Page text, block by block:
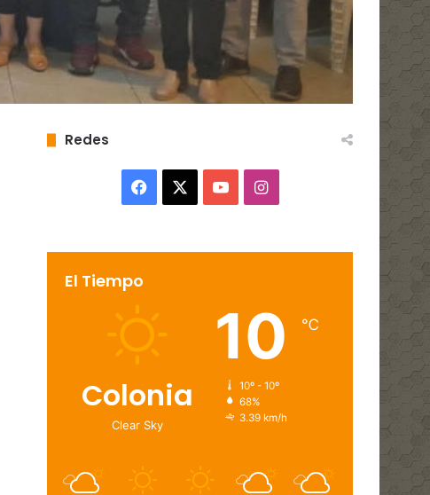
Redes
Facebook YouTubeInstagram
El Tiempo
Colonia
Clear Sky
10 ℃
10º - 10º
68%
3.39 km/h